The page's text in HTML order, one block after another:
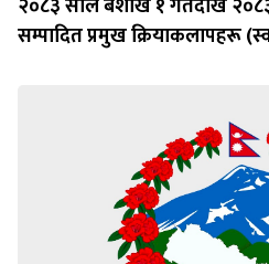
२०८३ साल बैशाख १ गतेदेखि
सम्पादित प्रमुख क्रियाकलापहरू